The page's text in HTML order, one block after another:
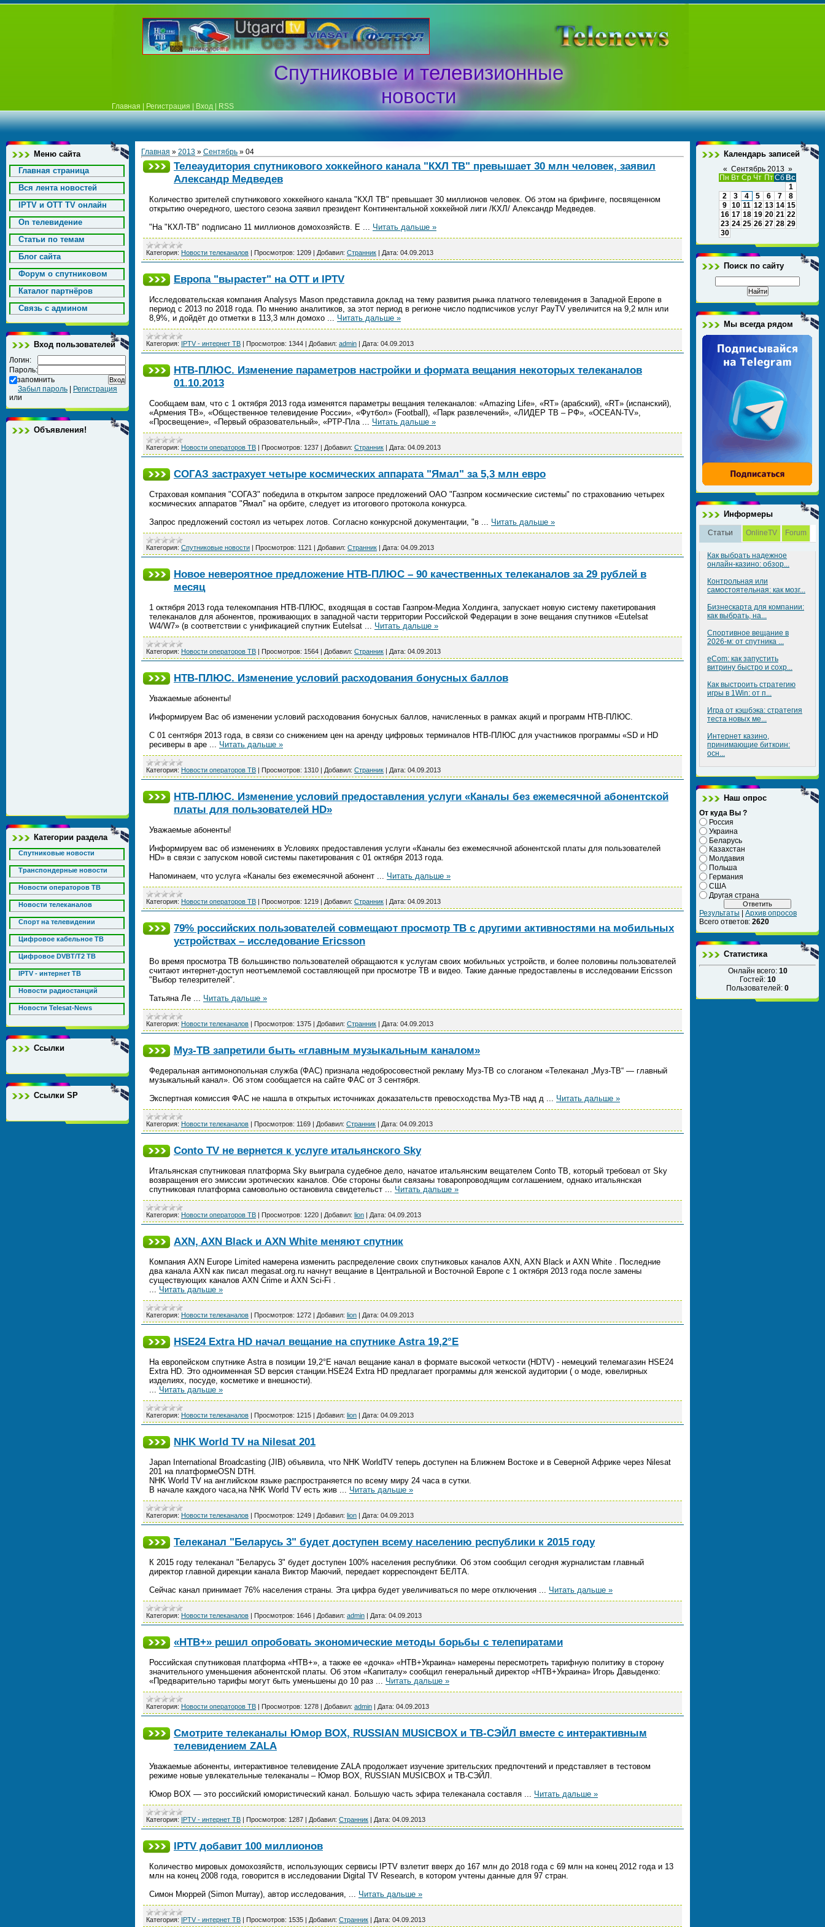
Спутниковые и телевизионные
новости
Главная Регистрация Вход RSS
Меню сайта
Главная страница
Вся лента новостей
IPTV и OTT TV онлайн
On телевидение
Статьи по темам
Блог сайта
Форум о спутниковом
Каталог партнёров
Cвязь с админом
Вход пользователей
Логин:
Пароль:
запомнить
Забыл пароль
Регистрация
или
Объявления!
Категории раздела
Спутниковые новости
Транспондерные новости
Новости операторов ТВ
Новости телеканалов
Спорт на телевидении
Цифровое кабельное ТВ
Цифровое DVBT/T2 ТВ
IPTV - интернет ТВ
Новости радиостанций
Новости Telesat-News
Ссылки
Ссылки SP
Главная » 2013 » Сентябрь » 04
Телеаудитория спутникового хоккейного канала "КХЛ ТВ" превышает 30 млн человек, заявил
Александр Медведев
Количество зрителей спутникового хоккейного канала "КХЛ ТВ" превышает 30 миллионов человек. Об этом на брифинге, посвященном
открытию очередного, шестого сезона заявил президент Континентальной хоккейной лиги /КХЛ/ Александр Медведев.
"На "КХЛ-ТВ" подписано 11 миллионов домохозяйств. Е ... Читать дальше »
Категория: Новости телеканалов | Просмотров: 1209 | Добавил: Странник | Дата: 04.09.2013
Европа "вырастет" на OTT и IPTV
Исследовательская компания Analysys Mason представила доклад на тему развития рынка платного телевидения в Западной Европе в
период с 2013 по 2018 года. По мнению аналитиков, за этот период в регионе число подписчиков услуг PayTV увеличится на 9,2 млн или
8,9%, и дойдёт до отметки в 113,3 млн домохо ... Читать дальше »
Категория: IPTV - интернет ТВ | Просмотров: 1344 | Добавил: admin | Дата: 04.09.2013
НТВ-ПЛЮС. Изменение параметров настройки и формата вещания некоторых телеканалов
01.10.2013
Сообщаем вам, что с 1 октября 2013 года изменятся параметры вещания телеканалов: «Amazing Life», «RT» (арабский), «RT» (испанский),
«Армения ТВ», «Общественное телевидение России», «Футбол» (Football), «Парк развлечений», «ЛИДЕР ТВ – РФ», «OCEAN-TV»,
«Просвещение», «Первый образовательный», «РТР-Пла ... Читать дальше »
Категория: Новости операторов ТВ | Просмотров: 1237 | Добавил: Странник | Дата: 04.09.2013
СОГАЗ застрахует четыре космических аппарата "Ямал" за 5,3 млн евро
Страховая компания "СОГАЗ" победила в открытом запросе предложений ОАО "Газпром космические системы" по страхованию четырех
космических аппаратов "Ямал" на орбите, следует из итогового протокола конкурса.
Запрос предложений состоял из четырех лотов. Согласно конкурсной документации, "в ... Читать дальше »
Категория: Спутниковые новости | Просмотров: 1121 | Добавил: Странник | Дата: 04.09.2013
Новое невероятное предложение НТВ-ПЛЮС – 90 качественных телеканалов за 29 рублей в
месяц
1 октября 2013 года телекомпания НТВ-ПЛЮС, входящая в состав Газпром-Медиа Холдинга, запускает новую систему пакетирования
телеканалов для абонентов, проживающих в западной части территории Российской Федерации в зоне вещания спутников «Eutelsat
W4/W7» (в соответствии с унификацией спутник Eutelsat ... Читать дальше »
Категория: Новости операторов ТВ | Просмотров: 1564 | Добавил: Странник | Дата: 04.09.2013
НТВ-ПЛЮС. Изменение условий расходования бонусных баллов
Уважаемые абоненты!
Информируем Вас об изменении условий расходования бонусных баллов, начисленных в рамках акций и программ НТВ-ПЛЮС.
С 01 сентября 2013 года, в связи со снижением цен на аренду цифровых терминалов НТВ-ПЛЮС для участников программы «SD и HD
ресиверы в аре ... Читать дальше »
Категория: Новости операторов ТВ | Просмотров: 1310 | Добавил: Странник | Дата: 04.09.2013
НТВ-ПЛЮС. Изменение условий предоставления услуги «Каналы без ежемесячной абонентской
платы для пользователей HD»
Уважаемые абоненты!
Информируем вас об изменениях в Условиях предоставления услуги «Каналы без ежемесячной абонентской платы для пользователей
HD» в связи с запуском новой системы пакетирования с 01 октября 2013 года.
Напоминаем, что услуга «Каналы без ежемесячной абонент ... Читать дальше »
Категория: Новости операторов ТВ | Просмотров: 1219 | Добавил: Странник | Дата: 04.09.2013
79% российских пользователей совмещают просмотр ТВ с другими активностями на мобильных
устройствах – исследование Ericsson
Во время просмотра ТВ большинство пользователей обращаются к услугам своих мобильных устройств, и более половины пользователей
считают интернет-доступ неотъемлемой составляющей при просмотре ТВ и видео. Такие данные предоставлены в исследовании Ericsson
"Выбор телезрителей".
Татьяна Ле ... Читать дальше »
Категория: Новости телеканалов | Просмотров: 1375 | Добавил: Странник | Дата: 04.09.2013
Муз-ТВ запретили быть «главным музыкальным каналом»
Федеральная антимонопольная служба (ФАС) признала недобросовестной рекламу Муз-ТВ со слоганом «Телеканал „Муз-ТВ“ — главный
музыкальный канал». Об этом сообщается на сайте ФАС от 3 сентября.
Экспертная комиссия ФАС не нашла в открытых источниках доказательств превосходства Муз-ТВ над д ... Читать дальше »
Категория: Новости телеканалов | Просмотров: 1169 | Добавил: Странник | Дата: 04.09.2013
Conto TV не вернется к услуге итальянского Sky
Итальянская спутниковая платформа Sky выиграла судебное дело, начатое итальянским вещателем Conto ТВ, который требовал от Sky
возвращения его эмиссии эротических каналов. Обе стороны были связаны товаропроводящим соглашением, однако итальянская
спутниковая платформа самовольно остановила свидетельст ... Читать дальше »
Категория: Новости операторов ТВ | Просмотров: 1220 | Добавил: lion | Дата: 04.09.2013
AXN, AXN Black и AXN White меняют спутник
Компания AXN Europe Limited намерена изменить распределение своих спутниковых каналов AXN, AXN Black и AXN White . Последние
два канала AXN как писал megasat.org.ru начнут вещание в Центральной и Восточной Европе с 1 октября 2013 года после замены
существующих каналов AXN Crime и AXN Sci-Fi .
... Читать дальше »
Категория: Новости телеканалов | Просмотров: 1272 | Добавил: lion | Дата: 04.09.2013
HSE24 Extra HD начал вещание на спутнике Astra 19,2°E
На европейском спутнике Astra в позиции 19,2°E начал вещание канал в формате высокой четкости (HDTV) - немецкий телемагазин HSE24
Extra HD. Это одноименная SD версия станции.HSE24 Extra HD предлагает программы для женской аудитории ( о моде, ювелирных
изделиях, посуде, косметике и внешности).
... Читать дальше »
Категория: Новости телеканалов | Просмотров: 1215 | Добавил: lion | Дата: 04.09.2013
NHK World TV на Nilesat 201
Japan International Broadcasting (JIB) объявила, что NHK WorldTV теперь доступен на Ближнем Востоке и в Северной Африке через Nilesat
201 на платформеOSN DTH.
NHK World TV на английском языке распространяется по всему миру 24 часа в сутки.
В начале каждого часа,на NHK World TV есть жив ... Читать дальше »
Категория: Новости телеканалов | Просмотров: 1249 | Добавил: lion | Дата: 04.09.2013
Телеканал "Беларусь 3" будет доступен всему населению республики к 2015 году
К 2015 году телеканал "Беларусь 3" будет доступен 100% населения республики. Об этом сообщил сегодня журналистам главный
директор главной дирекции канала Виктор Маючий, передает корреспондент БЕЛТА.
Сейчас канал принимает 76% населения страны. Эта цифра будет увеличиваться по мере отключения ... Читать дальше »
Категория: Новости телеканалов | Просмотров: 1646 | Добавил: admin | Дата: 04.09.2013
«НТВ+» решил опробовать экономические методы борьбы с телепиратами
Российская спутниковая платформа «НТВ+», а также ее «дочка» «НТВ+Украина» намерены пересмотреть тарифную политику в сторону
значительного уменьшения абонентской платы. Об этом «Капиталу» сообщил генеральный директор «НТВ+Украина» Игорь Давыденко:
«Предварительно тарифы могут быть уменьшены до 10 раз ... Читать дальше »
Категория: Новости операторов ТВ | Просмотров: 1278 | Добавил: admin | Дата: 04.09.2013
Смотрите телеканалы Юмор BOX, RUSSIAN MUSICBOX и ТВ-СЭЙЛ вместе с интерактивным
телевидением ZALA
Уважаемые абоненты, интерактивное телевидение ZALA продолжает изучение зрительских предпочтений и представляет в тестовом
режиме новые увлекательные телеканалы – Юмор BOX, RUSSIAN MUSICBOX и ТВ-СЭЙЛ.
Юмор BOX — это российский юмористический канал. Большую часть эфира телеканала составля ... Читать дальше »
Категория: IPTV - интернет ТВ | Просмотров: 1287 | Добавил: Странник | Дата: 04.09.2013
IPTV добавит 100 миллионов
Количество мировых домохозяйств, использующих сервисы IPTV взлетит вверх до 167 млн до 2018 года с 69 млн на конец 2012 года и 13
млн на конец 2008 года, говорится в исследовании Digital TV Research, в котором учтены данные для 97 стран.
Симон Мюррей (Simon Murray), автор исследования, ... Читать дальше »
Категория: IPTV - интернет ТВ | Просмотров: 1535 | Добавил: Странник | Дата: 04.09.2013
Календарь записей
« Сентябрь 2013 »
Пн Вт Ср Чт ПтСб Вс
1
2
3 4 5 6 7
8
9 10 11 12 13 14 15
16 17 18 19 20 21 22
23 24 25 26 27 28 29
30
Поиск по сайту
Мы всегда рядом
Информеры
Статьи OnlineTV Forum
Как выбрать надежное
онлайн-казино: обзор...
Контрольная или
самостоятельная: как мозг...
Бизнескарта для компании:
как выбрать, на...
Спортивное вещание в
2026-м: от спутника ...
eCom: как запустить
витрину быстро и сохр...
Как выстроить стратегию
игры в 1Win: от п...
Игра от кэшбэка: стратегия
теста новых ме...
Интернет казино,
принимающие биткоин:
осн...
Наш опрос
От куда Вы ?
Россия
Украина
Беларусь
Казахстан
Молдавия
Польша
Германия
США
Другая страна
Результаты
Архив опросов
Всего ответов: 2620
Статистика
Онлайн всего: 10
Гостей: 10
Пользователей: 0